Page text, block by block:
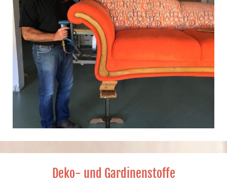
Deko- und Gardinenstoffe